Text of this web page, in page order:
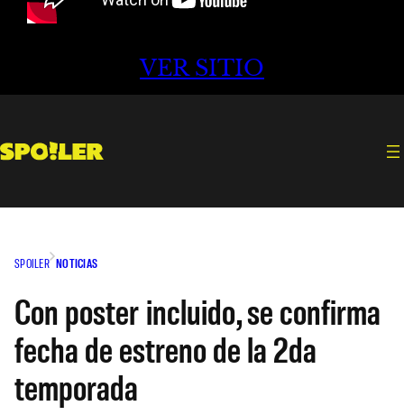
VER SITIO
SPOILER NOTICIAS
Con poster incluido, se confirma
fecha de estreno de la 2da
temporada